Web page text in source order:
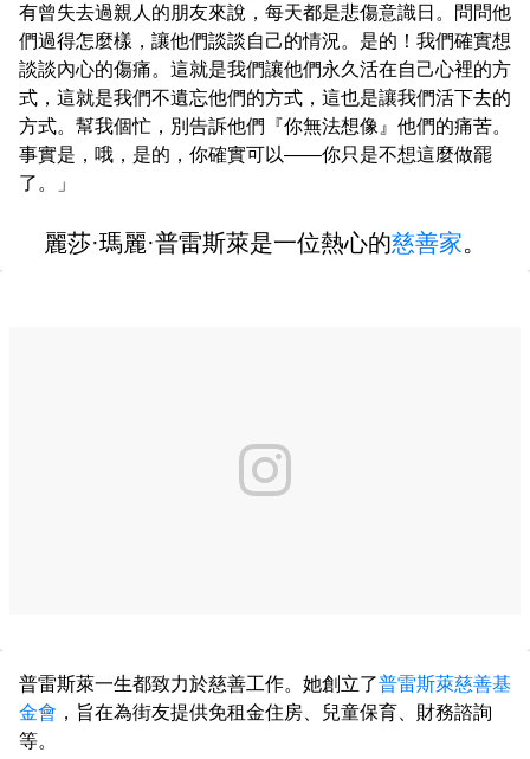
有曾失去過親人的朋友來說，每天都是悲傷意識日。問問他
們過得怎麼樣，讓他們談談自己的情況。是的！我們確實想
談談內心的傷痛。這就是我們讓他們永久活在自己心裡的方
式，這就是我們不遺忘他們的方式，這也是讓我們活下去的
方式。幫我個忙，別告訴他們『你無法想像』他們的痛苦。
事實是，哦，是的，你確實可以——你只是不想這麼做罷
了。」
麗莎·瑪麗·普雷斯萊是一位熱心的慈善家。
普雷斯萊一生都致力於慈善工作。她創立了普雷斯萊慈善基
金會 ，旨在為街友提供免租金住房、兒童保育、財務諮詢
等。